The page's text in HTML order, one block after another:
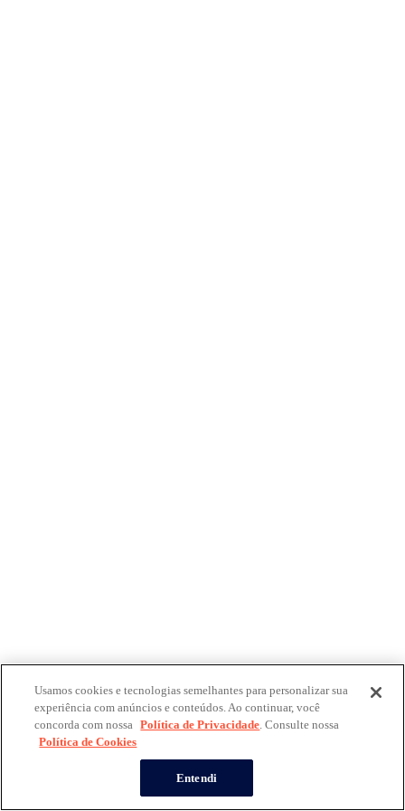
Usamos cookies e tecnologias semelhantes para personalizar sua
experiência com anúncios e conteúdos. Ao continuar, você
concorda com nossa Política de Privacidade. Consulte nossa
Política de Cookies
Entendi